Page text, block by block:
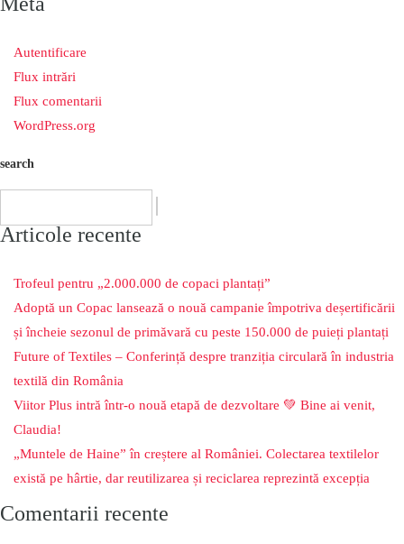
Autentificare
Flux intrări
Flux comentarii
WordPress.org
search
Articole recente
Trofeul pentru „2.000.000 de copaci plantați”
Adoptă un Copac lansează o nouă campanie împotriva deșertificării
și încheie sezonul de primăvară cu peste 150.000 de puieți plantați
Future of Textiles – Conferință despre tranziția circulară în industria
textilă din România
Viitor Plus intră într-o nouă etapă de dezvoltare 💚 Bine ai venit,
Claudia!
„Muntele de Haine” în creștere al României. Colectarea textilelor
există pe hârtie, dar reutilizarea și reciclarea reprezintă excepția
Comentarii recente